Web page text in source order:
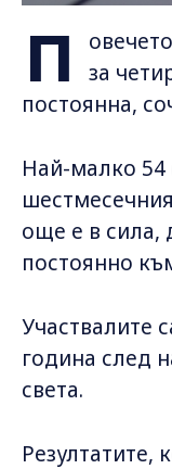
П
за
постоянна,
Най-малко 54
още е в сила,
постоянно
Участвалите
година след
света.
Резултатите,